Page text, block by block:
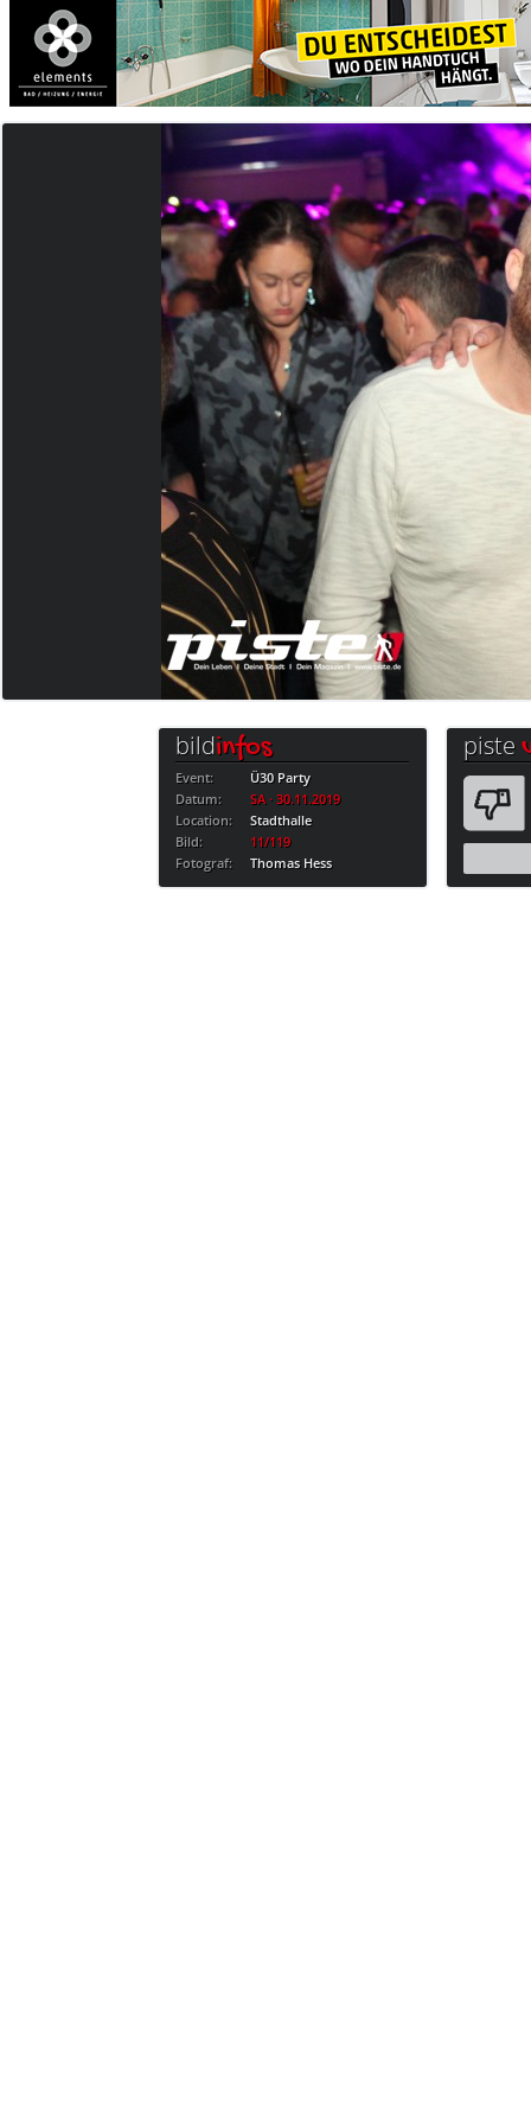
bildinfos
Event:
Ü30 Party
Datum:
SA · 30.11.2019
Location:
Stadthalle
Bild:
11/119
Fotograf:
Thomas Hess
piste